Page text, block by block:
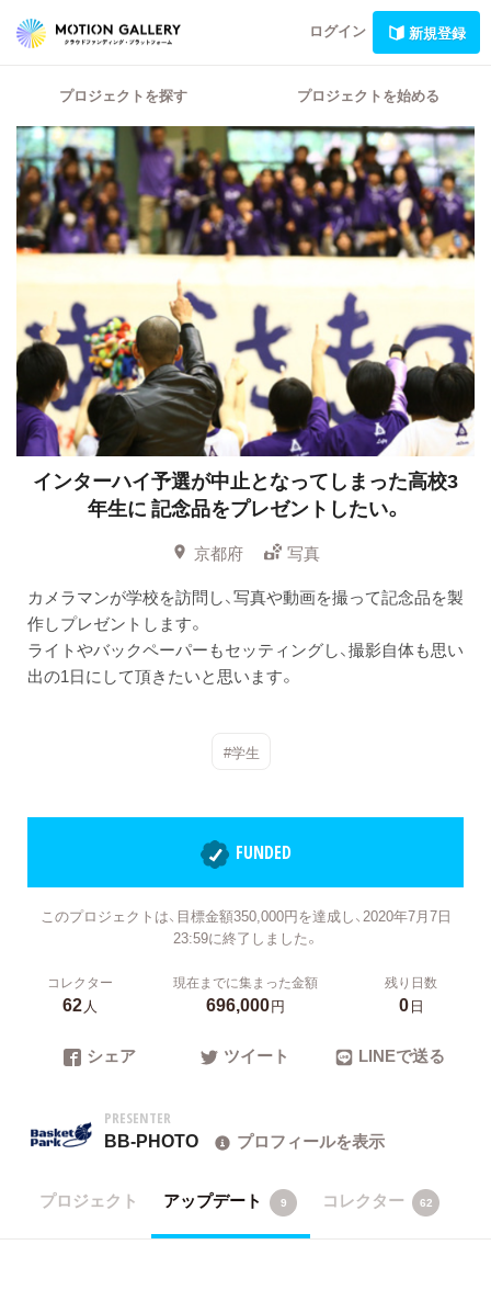
ログイン 新規登録
プロジェクトを探す プロジェクトを始める
インターハイ予選が中止となってしまった高校3
年生に記念品をプレゼントしたい。
京都府
写真
カメラマンが学校を訪問し、写真や動画を撮って記念品を製
作しプレゼントします。
ライトやバックペーパーもセッティングし、撮影自体も思い
出の1日にして頂きたいと思います。
#学生
FUNDED
このプロジェクトは、目標金額350,000円を達成し、2020年7月7日
23:59に終了しました。
コレクター
62人
現在までに集まった金額
696,000円
残り日数
0日
シェア ツイート LINEで送る
PRESENTER
BB-PHOTO プロフィールを表示
プロジェクト アップデート 9 コレクター 62